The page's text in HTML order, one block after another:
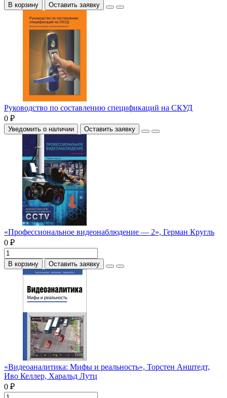
В корзину Оставить заявку
Руководство по составлению спецификаций на СКУД
0 ₽
Уведомить о наличии Оставить заявку
«Профессиональное видеонаблюдение — 2», Герман Кругль
0 ₽
В корзину Оставить заявку
«Видеоаналитика: Мифы и реальность», Торстен Анштедт,
Иво Келлер, Харальд Лутц
0 ₽